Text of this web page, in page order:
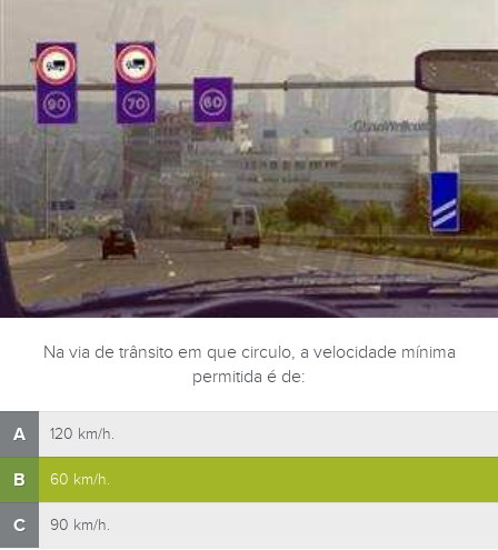
Na via de trânsito em que circulo, a velocidade mínima
permitida é de:
A 120 km/h.
B 60 km/h.
C 90 km/h.